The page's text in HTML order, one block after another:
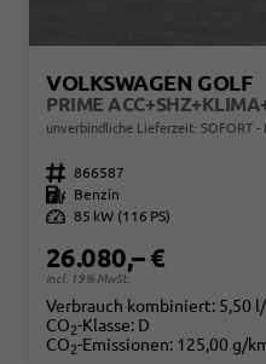
VOLKSWAGEN GOLF
unverbindliche Lieferzeit: SOFORT
Fahrzeugnr. 866587
Kraftstoff
Benzin
Leistung 85 kW (116 PS)
26.080,– €
incl. 19% MwSt.
Verbrauch kombiniert: 5,50
CO2-Klasse: D
CO2-Emissionen: 125,00 g/